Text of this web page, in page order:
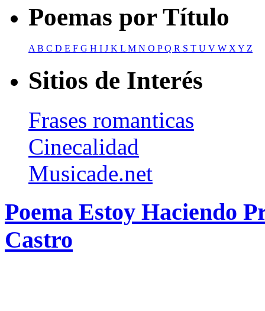
Poemas por Título
A B C D E F G H I J K L M N O PQ R S T U V W X Y Z
Sitios de Interés
Frases romanticas
Cinecalidad
Musicade.net
Poema Estoy Haciendo
Castro